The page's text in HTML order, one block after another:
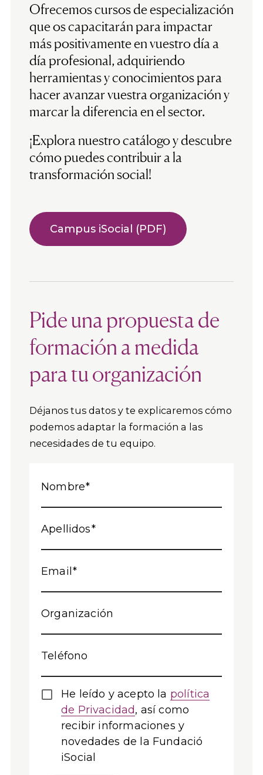
Ofrecemos cursos de especialización
que os capacitarán para impactar
más positivamente en vuestro día a
día profesional, adquiriendo
herramientas y conocimientos para
hacer avanzar vuestra organización y
marcar la diferencia en el sector.
¡Explora nuestro catálogo y descubre
cómo puedes contribuir a la
transformación social!
Campus iSocial (PDF)
Pide una propuesta de
formación a medida
para tu organización
Déjanos tus datos y te explicaremos cómo
podemos adaptar la formación a las
necesidades de tu equipo.
Nombre
Apellidos
Email
Organización
Teléfono
He leído y acepto la política
de Privacidad, así como
recibir informaciones y
novedades de la Fundació
iSocial